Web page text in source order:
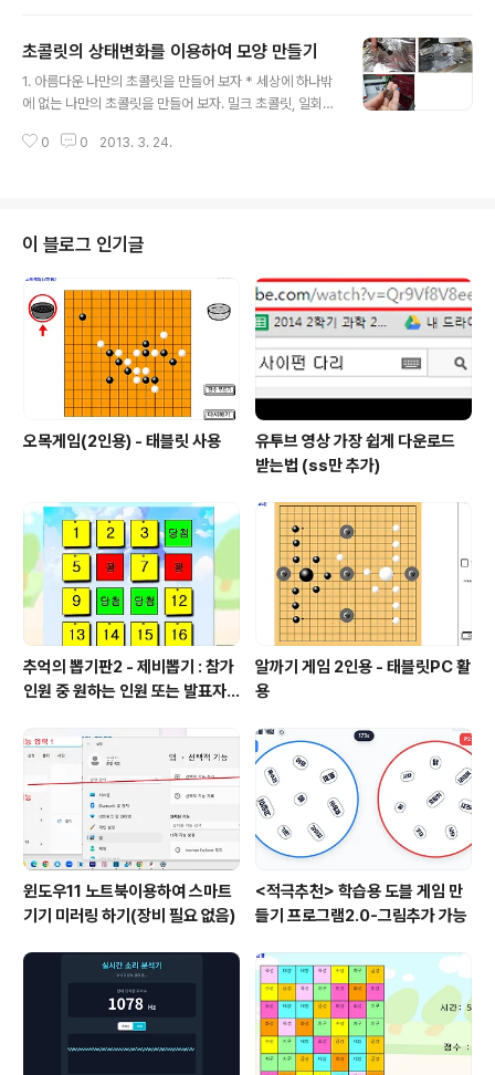
초콜릿의 상태변화를 이용하여 모양 만들기
1. 아름다운 나만의 초콜릿을 만들어 보자 * 세상에 하나밖
에 없는 나만의 초콜릿을 만들어 보자. 밀크 초콜릿, 일회용
편다. 2) 밀크 초콜릿을 작게 부순다. 3) 작게 부순 초콜릿
미늄 호일위에 하트모양의 그림을 그리거나 글자를 쓴다.
6) 초콜릿 과립등을 이용하여 위에 멋을 낸 후 냉동실에 3
분간 넣어 둔다. 7) 굳은 후 떼어 내면 나만의 초콜릿 완성
* 알루미늄 호일로 나만의 틀을 만들고 녹은 초콜릿 부어
원하는 모양을 만들 수도 있다. 1) 뜨거운 물을 다룰때는 ..
0 0 2013. 3. 24.
이 블로그 인기글
오목게임(2인용) - 태블릿 사용
유투브 영상 가장 쉽게 다운로드
받는법 (ss만 추가)
추억의 뽑기판2 - 제비뽑기 : 참가
인원 중 원하는 인원 또는 발표자
알까기 게임 2인용 - 태블릿PC 활
용
윈도우11 노트북이용하여 스마트
기기 미러링 하기(장비 필요 없음)
<적극추천> 학습용 도블 게임 만
들기 프로그램2.0-그림추가 가능